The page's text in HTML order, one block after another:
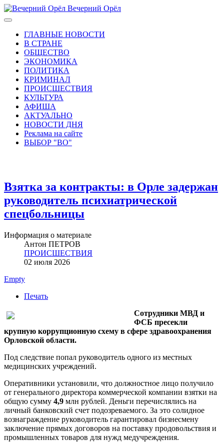
Вечерний Орёл
ГЛАВНЫЕ НОВОСТИ
В СТРАНЕ
ОБЩЕСТВО
ЭКОНОМИКА
ПОЛИТИКА
КРИМИНАЛ
ПРОИСШЕСТВИЯ
КУЛЬТУРА
АФИША
АКТУАЛЬНО
НОВОСТИ ДНЯ
Реклама на сайте
ВЫБОР "ВО"
Взятка за контракты: в Орле задержан
руководитель психиатрической
спецбольницы
Информация о материале
Антон ПЕТРОВ
ПРОИСШЕСТВИЯ
02 июля 2026
Empty
Печать
Сотрудники МВД и
ФСБ пресекли
крупную коррупционную схему в сфере здравоохранения
Орловской области.
Под следствие попал руководитель одного из местных
медицинских учреждений.
Оперативники установили, что должностное лицо получило
от генерального директора коммерческой компании взятки на
общую сумму 4,9 млн рублей. Деньги перечислялись на
личный банковский счет подозреваемого. За это солидное
вознаграждение руководитель гарантировал бизнесмену
заключение прямых договоров на поставку продовольствия и
промышленных товаров для нужд медучреждения.